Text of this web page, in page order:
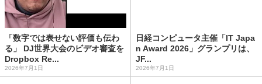
「数字では表せない評価も伝わ
る」 DJ世界大会のビデオ審査を
Dropbox Re...
2026年7月1日
日経コンピュータ主催「IT Japa
n Award 2026」グランプリは、
JF...
2026年7月1日